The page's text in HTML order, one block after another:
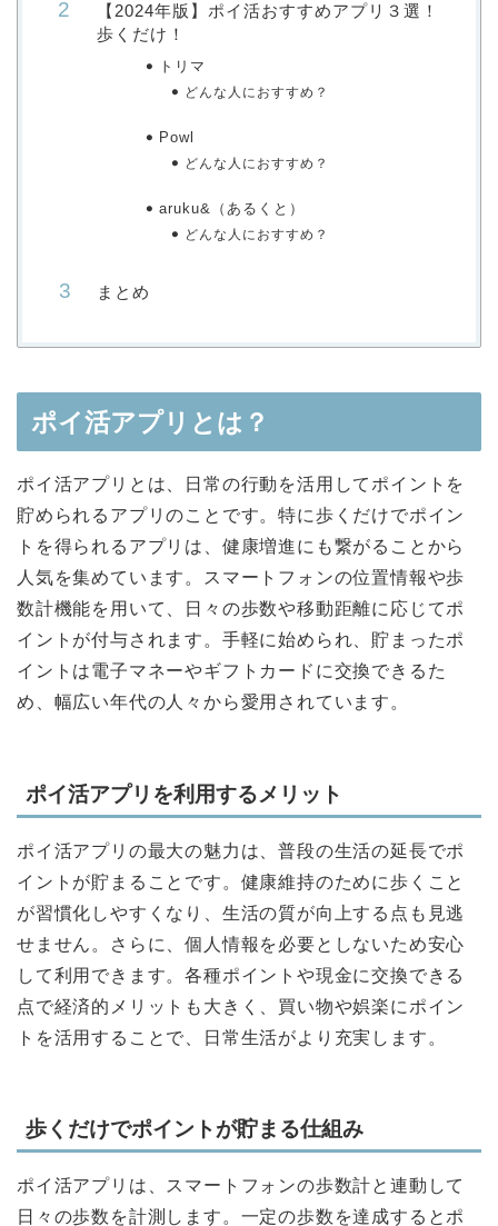
【2024年版】ポイ活おすすめアプリ３選！
歩くだけ！
トリマ
どんな人におすすめ？
Powl
どんな人におすすめ？
aruku&（あるくと）
どんな人におすすめ？
まとめ
ポイ活アプリとは？
ポイ活アプリとは、日常の行動を活用してポイントを
貯められるアプリのことです。特に歩くだけでポイン
トを得られるアプリは、健康増進にも繋がることから
人気を集めています。スマートフォンの位置情報や歩
数計機能を用いて、日々の歩数や移動距離に応じてポ
イントが付与されます。手軽に始められ、貯まったポ
イントは電子マネーやギフトカードに交換できるた
め、幅広い年代の人々から愛用されています。
ポイ活アプリを利用するメリット
ポイ活アプリの最大の魅力は、普段の生活の延長でポ
イントが貯まることです。健康維持のために歩くこと
が習慣化しやすくなり、生活の質が向上する点も見逃
せません。さらに、個人情報を必要としないため安心
して利用できます。各種ポイントや現金に交換できる
点で経済的メリットも大きく、買い物や娯楽にポイン
トを活用することで、日常生活がより充実します。
歩くだけでポイントが貯まる仕組み
ポイ活アプリは、スマートフォンの歩数計と連動して
日々の歩数を計測します。一定の歩数を達成するとポ